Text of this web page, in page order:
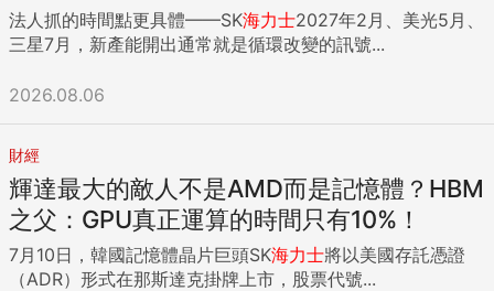
法人抓的時間點更具體——SK海力士2027年2月、美光5月、
三星7月，新產能開出通常就是循環改變的訊號...
2026.08.06
財經
輝達最大的敵人不是AMD而是記憶體？HBM
之父：GPU真正運算的時間只有10%！
7月10日，韓國記憶體晶片巨頭SK海力士將以美國存託憑證
（ADR）形式在那斯達克掛牌上市，股票代號...